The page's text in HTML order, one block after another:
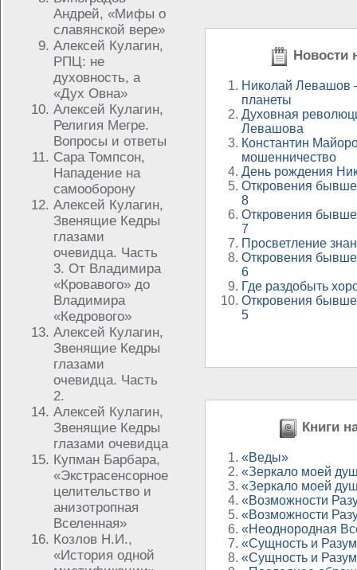
Андрей, «Мифы о
славянской вере»
Алексей Кулагин,
РПЦ: не
духовность, а
«Дух Овна»
Алексей Кулагин,
Религия Мегре.
Вопросы и ответы
Сара Томпсон,
Нападение на
самооборону
Алексей Кулагин,
Звенящие Кедры
глазами
очевидца. Часть
3. От Владимира
«Кровавого» до
Владимира
«Кедрового»
Алексей Кулагин,
Звенящие Кедры
глазами
очевидца. Часть
2.
Алексей Кулагин,
Звенящие Кедры
глазами очевидца
Купман Барбара,
«Экстрасенсорное
целительство и
анизотропная
Вселенная»
Козлов Н.И.,
«История одной
Новости
Николай Левашов
планеты
Духовная
Левашова
Константин
мошенничество
День рождения
Откровения
8
Откровения
7
Просветление
Откровения
6
Где раздобыть
Откровения
5
Книги
«Веды»
«Зеркало моей
«Зеркало моей
«Возможности
«Возможности
«Неоднородная
«Сущность и
«Сущность и